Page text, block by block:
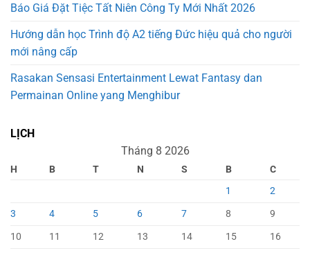
Báo Giá Đặt Tiệc Tất Niên Công Ty Mới Nhất 2026
Hướng dẫn học Trình độ A2 tiếng Đức hiệu quả cho người
mới nâng cấp
Rasakan Sensasi Entertainment Lewat Fantasy dan
Permainan Online yang Menghibur
LỊCH
Tháng 8 2026
H B T N S B
C
1
2
3
4 5 6 7 8
9
10
11 12 13 14 15
16